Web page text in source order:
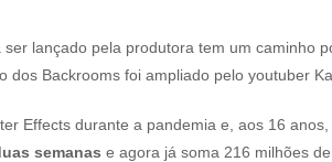
lançado pela produtora tem um caminho
Backrooms foi ampliado pelo youtuber
Effects durante a pandemia e, aos 16
semanas e agora já soma 216 milhões